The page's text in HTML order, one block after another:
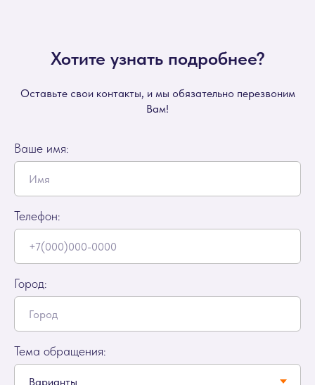
Хотите узнать подробнее?
Оставьте свои контакты, и мы обязательно перезвоним
Вам!
Ваше имя:
Телефон:
Город:
Тема обращения: